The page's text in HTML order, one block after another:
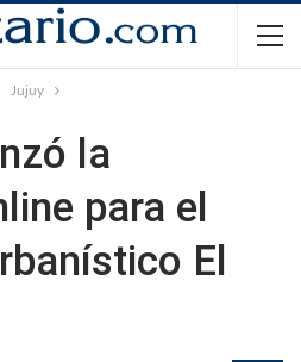
Jujuy
la
para el
El